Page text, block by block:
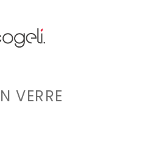
VERRE